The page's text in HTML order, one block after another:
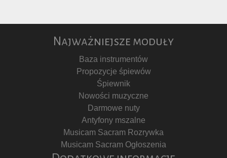
Najważniejsze moduły
Baza instrumentów
Propozycje śpiewów
Śpiewnik
Nowości muzyczne
Darmowe nuty
Antyfony mszalne
Musicam Sacram Rozrywka
Musicam Sacram Ogłoszenia